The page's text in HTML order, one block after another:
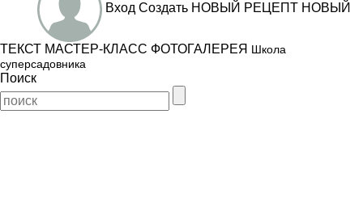
Вход Создать НОВЫЙ РЕЦЕПТ НОВЫЙ
ТЕКСТ МАСТЕР-КЛАСС ФОТОГАЛЕРЕЯ Школа
суперсадовника
Поиск